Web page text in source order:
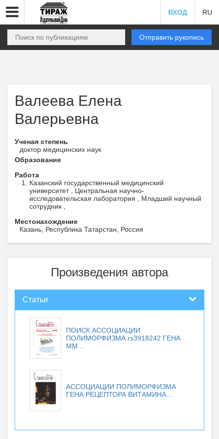
ВХОД RU
Отправить рукопись
Валеева Елена
Валерьевна
Ученая степень
доктор медицинских наук
Образование
Работа
Казанский государственный медицинский
университет , Центральная научно-
исследовательская лаборатория , Младший научный
сотрудник ,
Местонахождение
Казань, Республика Татарстан, Россия
Произведения автора
Статьи
ПОИСК АССОЦИАЦИИ
ПОЛИМОРФИЗМА rs3918242 ГЕНА
ММ...
АССОЦИАЦИИ ПОЛИМОРФИЗМА
ГЕНА РЕЦЕПТОРА ВИТАМИНА...